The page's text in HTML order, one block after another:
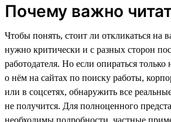
Почему важно
Чтобы понять, стоит ли откликаться на
нужно критически и с разных сторон
работодателя. Но если опираться только
о нём на сайтах по поиску работы,
или в соцсетях, обнаружить все
не получится. Для полноценного
необходимы подробности, частные